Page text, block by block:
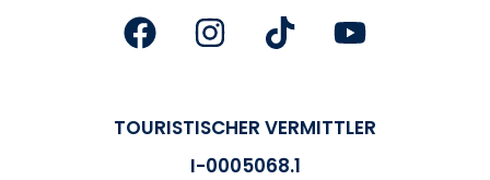
TOURISTISCHER VERMITTLER
I-0005068.1